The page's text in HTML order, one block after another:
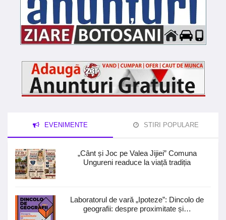
EVENIMENTE STIRI POPULARE
„Cânt și Joc pe Valea Jijiei” Comuna
Ungureni readuce la viață tradiția
Laboratorul de vară „Ipoteze”: Dincolo de
geografii: despre proximitate și…